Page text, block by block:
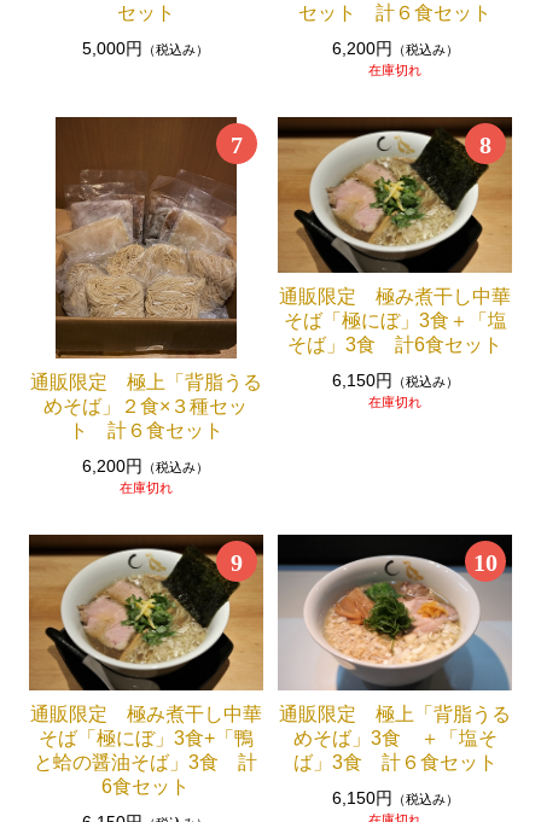
セット
5,000円 （税込み）
セット 計６食セット
6,200円
（税込み）
在庫切れ
7
通販限定 極上「背脂うる
めそば」２食×３種セッ
ト 計６食セット
6,200円
（税込み）
在庫切れ
8
通販限定 極み煮干し中華
そば「極にぼ」3食＋「塩
そば」3食 計6食セット
6,150円
（税込み）
在庫切れ
9
通販限定 極み煮干し中華
そば「極にぼ」3食+「鴨
と蛤の醤油そば」3食 計
6食セット
10
通販限定 極上「背脂うる
めそば」3食 ＋「塩そ
ば」3食 計６食セット
6,150円
（税込み）